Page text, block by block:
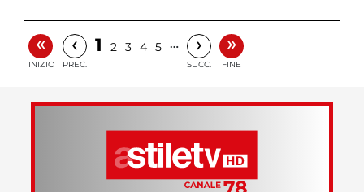
«
INIZIO
‹
PREC.
1 2 3 4 5 … ›
SUCC.
»
FINE